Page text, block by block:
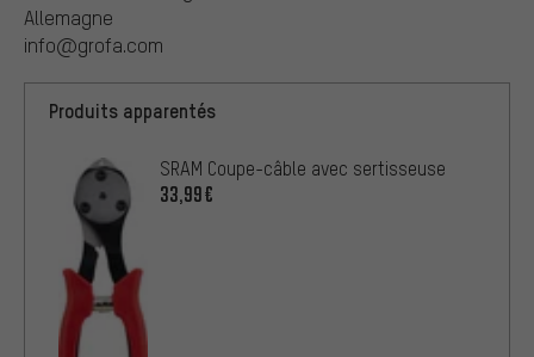
Allemagne
info@grofa.com
Produits apparentés
SRAM Coupe-câble avec sertisseuse
33,99€